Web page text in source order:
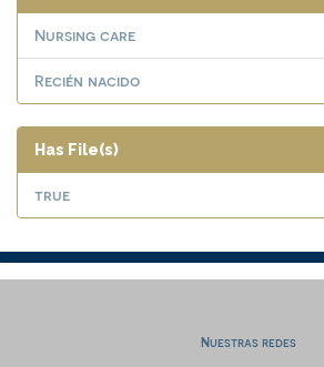
Nursing care
Recién nacido
Has File(s)
true
Nuestras redes